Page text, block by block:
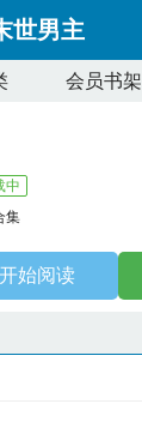
世男主
会员书架
中
集
开始阅读